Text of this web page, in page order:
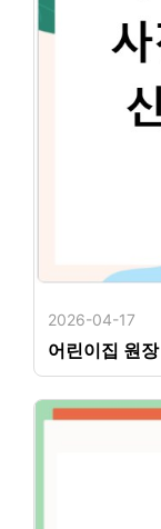
2026-04-17
어린이집 원